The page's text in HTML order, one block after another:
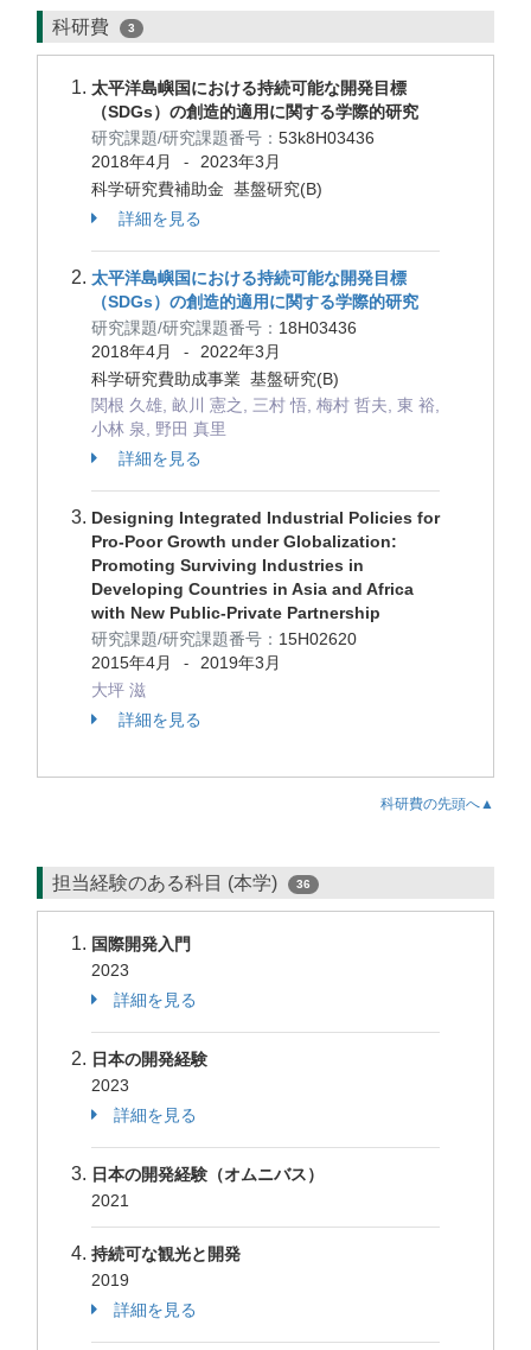
科研費 3
太平洋島嶼国における持続可能な開発目標
（SDGs）の創造的適用に関する学際的研究
研究課題/研究課題番号： 53k8H03436
2018年4月
-
2023年3月
科学研究費補助金 基盤研究(B)
詳細を見る
太平洋島嶼国における持続可能な開発目標
（SDGs）の創造的適用に関する学際的研究
研究課題/研究課題番号： 18H03436
2018年4月
-
2022年3月
科学研究費助成事業 基盤研究(B)
関根 久雄, 畝川 憲之, 三村 悟, 梅村 哲夫, 東 裕,
小林 泉, 野田 真里
詳細を見る
Designing Integrated Industrial Policies for
Pro-Poor Growth under Globalization:
Promoting Surviving Industries in
Developing Countries in Asia and Africa
with New Public-Private Partnership
研究課題/研究課題番号： 15H02620
2015年4月
-
2019年3月
大坪 滋
詳細を見る
科研費の先頭へ▲
担当経験のある科目 (本学) 36
国際開発入門
2023
詳細を見る
日本の開発経験
2023
詳細を見る
日本の開発経験（オムニバス）
2021
持続可な観光と開発
2019
詳細を見る